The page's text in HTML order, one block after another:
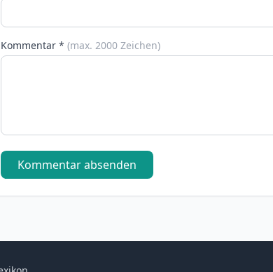
Kommentar * (max. 2000 Zeichen)
Kommentar absenden